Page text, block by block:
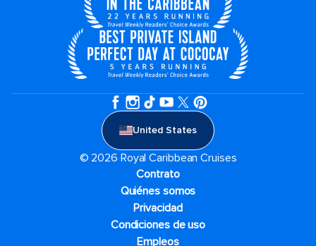
United States
© 2026 Royal Caribbean Cruises
Contrato
Quiénes somos
Privacidad
Condiciones de uso
Empleos